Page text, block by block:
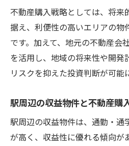
不動産購入戦略としては、将来
据え、利便性の高いエリアの物
です。加えて、地元の不動産会
を活用し、地域の将来性や開発
リスクを抑えた投資判断が可能
駅周辺の収益物件と不動産購
駅周辺の収益物件は、通勤・通
が高く、収益性に優れる傾向が